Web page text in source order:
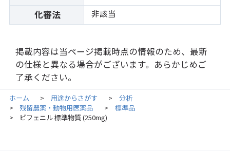
化審法 非該当
掲載内容は当ページ掲載時点の情報のため、最新
の仕様と異なる場合がございます。あらかじめご
了承ください。
ホーム > 用途からさがす > 分析
> 残留農薬・動物用医薬品 > 標準品
> ビフェニル 標準物質 (250mg)